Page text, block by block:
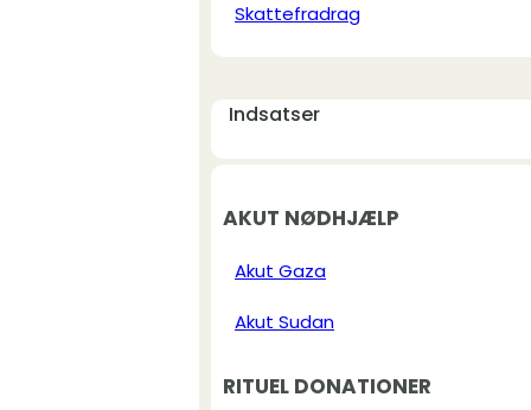
Skattefradrag
Indsatser
AKUT NØDHJÆLP
Akut Gaza
Akut Sudan
RITUEL DONATIONER